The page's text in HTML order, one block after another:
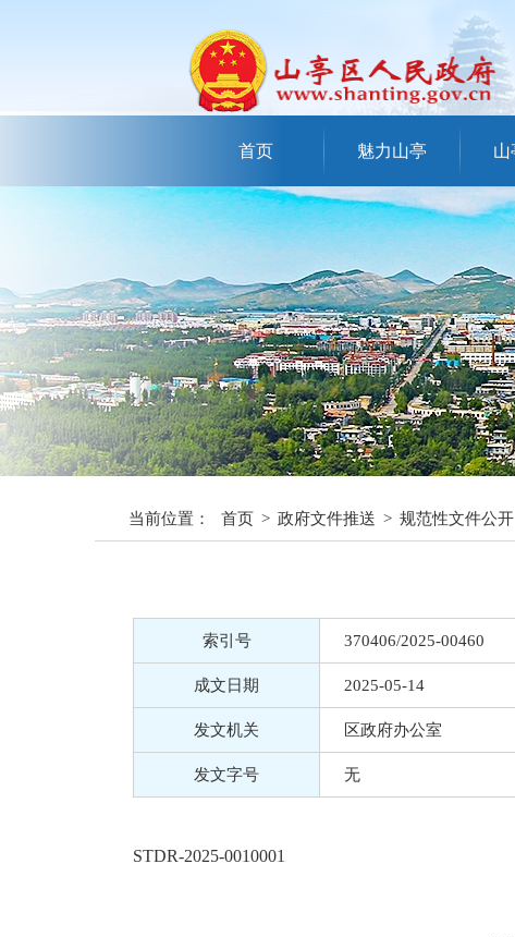
首页 魅力山亭 山
当前位置： 首页 > 政府文件推送 > 规范性文件公开
索引号 370406/2025-00460
成文日期 2025-05-14
发文机关 区政府办公室
发文字号 无
STDR-2025-0010001